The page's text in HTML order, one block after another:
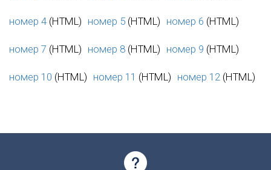
номер 4 (HTML) номер 5 (HTML) номер 6 (HTML)
номер 7 (HTML) номер 8 (HTML) номер 9 (HTML)
номер 10 (HTML) номер 11 (HTML) номер 12 (HTML)